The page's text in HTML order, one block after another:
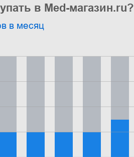
в Med-магазин.ru?
в месяц